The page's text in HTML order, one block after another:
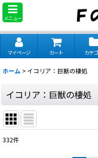
メニュー
マイページ カート カテ
ホーム > イコリア：巨獣の棲処
イコリア：巨獣の棲処
332件